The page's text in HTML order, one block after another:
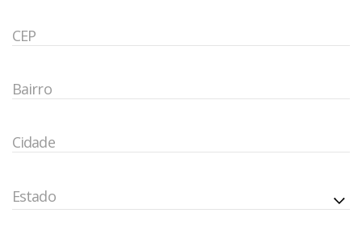
CEP
Bairro
Cidade
Estado